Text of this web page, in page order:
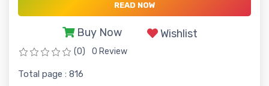
READ NOW
Buy Now Wishlist
(0) 0 Review
Total page : 816